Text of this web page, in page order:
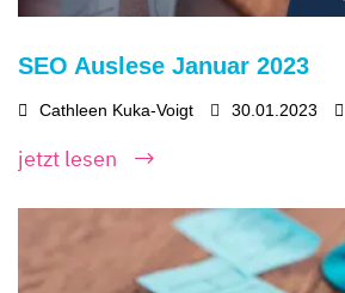
SEO Auslese Januar 2023
Cathleen Kuka-Voigt 30.01.2023
jetzt lesen